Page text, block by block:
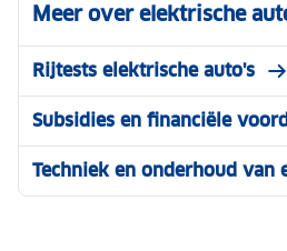
Meer over elektrische
Rijtests elektrische auto's
Subsidies en financiële
Techniek en onderhoud van